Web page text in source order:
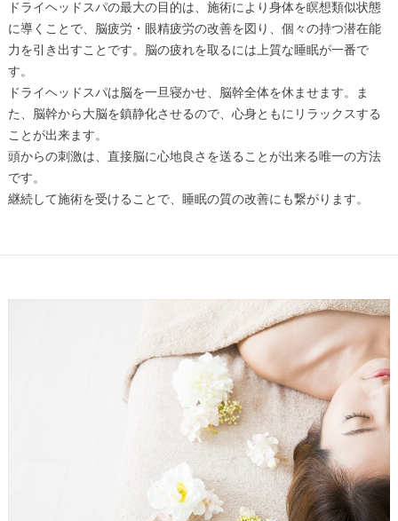
ドライヘッドスパの最大の目的は、施術により身体を瞑想類似状態
に導くことで、脳疲労・眼精疲労の改善を図り、個々の持つ潜在能
力を引き出すことです。脳の疲れを取るには上質な睡眠が一番で
す。
ドライヘッドスパは脳を一旦寝かせ、脳幹全体を休ませます。ま
た、脳幹から大脳を鎮静化させるので、心身ともにリラックスする
ことが出来ます。
頭からの刺激は、直接脳に心地良さを送ることが出来る唯一の方法
です。
継続して施術を受けることで、睡眠の質の改善にも繋がります。